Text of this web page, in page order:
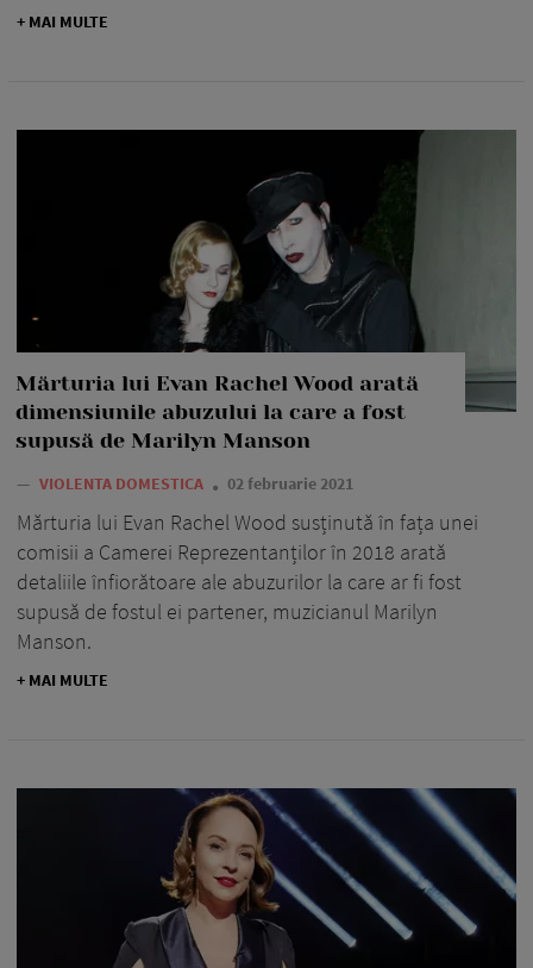
+ MAI MULTE
Mărturia lui Evan Rachel Wood arată
dimensiunile abuzului la care a fost
supusă de Marilyn Manson
— VIOLENTA DOMESTICA 02 februarie 2021
Mărturia lui Evan Rachel Wood susținută în fața unei
comisii a Camerei Reprezentanților în 2018 arată
detaliile înfiorătoare ale abuzurilor la care ar fi fost
supusă de fostul ei partener, muzicianul Marilyn
Manson.
+ MAI MULTE